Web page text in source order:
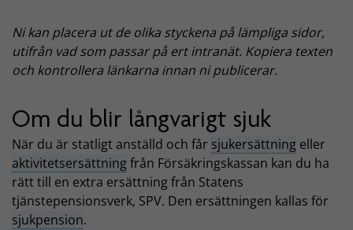
Ni kan placera ut de olika styckena på lämpliga sidor,
utifrån vad som passar på ert intranät. Kopiera texten
och kontrollera länkarna innan ni publicerar.
Om du blir långvarigt sjuk
När du är statligt anställd och får sjukersättning eller
aktivitetsersättningfrån Försäkringskassan kan du ha
rätt till en extra ersättning från Statens
tjänstepensionsverk, SPV. Den ersättningen kallas för
sjukpension.